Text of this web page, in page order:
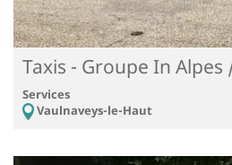
Taxis - Groupe In Alpes
Services
Vaulnaveys-le-Haut